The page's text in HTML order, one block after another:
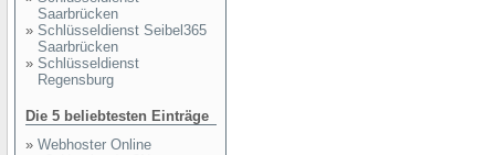
Saarbrücken
» Schlüsseldienst Seibel365
Saarbrücken
» Schlüsseldienst
Regensburg
Die 5 beliebtesten Einträge
» Webhoster Online